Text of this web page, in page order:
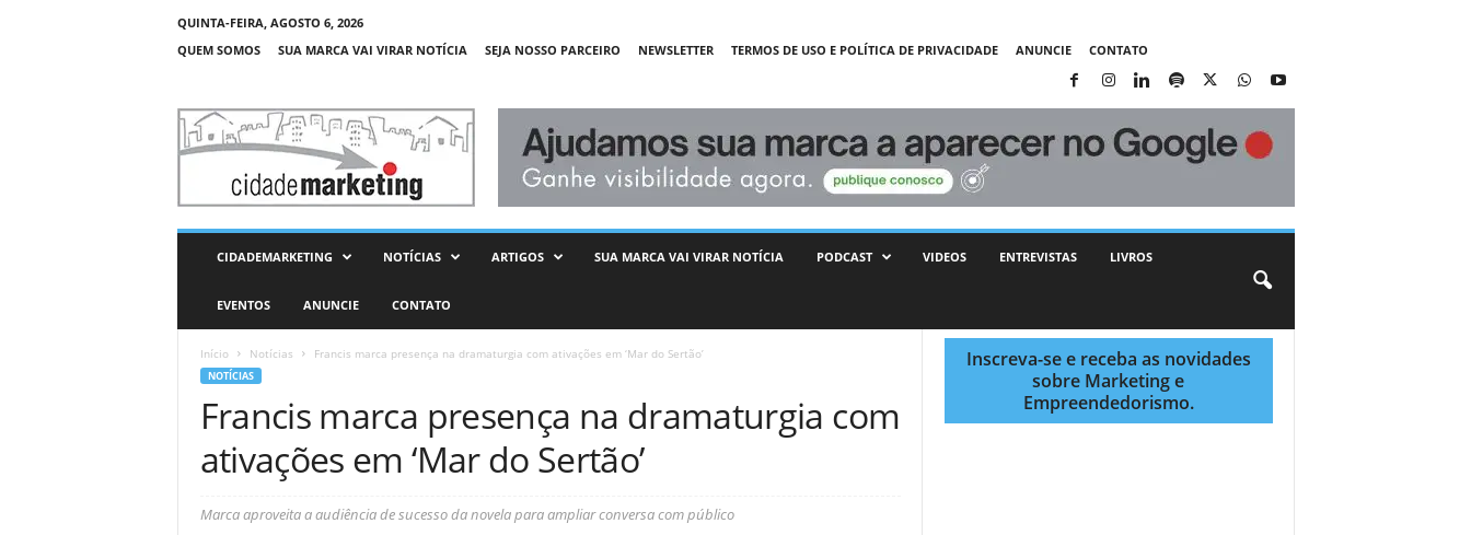
QUINTA-FEIRA, AGOSTO 6, 2026
QUEM SOMOS
SUA MARCA VAI VIRAR NOTÍCIA SEJA NOSSO PARCEIRO NEWSLETTER TERMOS DE USO E POLÍTICA DE PRIVACIDADE ANUNCIE CONTATO
C
d
CIDADEMARKETING NOTÍCIAS ARTIGOS SUA MARCA VAI VIRAR NOTÍCIA PODCAST VIDEOS ENTREVISTAS LIVROS
EVENTOS ANUNCIE CONTATO
Início Notícias Francis marca presença na dramaturgia com ativações em ‘Mar do Sertão’
NOTÍCIAS
Francis marca presença na dramaturgia com
ativações em ‘Mar do Sertão’
Marca aproveita a audiência de sucesso da novela para ampliar conversa com público
Inscreva-se e receba as novidades
sobre Marketing e
Empreendedorismo.